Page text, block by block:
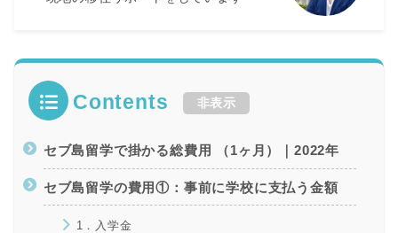
Contents 非表示
セブ島留学で掛かる総費用 （1ヶ月）｜2022年
セブ島留学の費用①：事前に学校に支払う金額
1．入学金